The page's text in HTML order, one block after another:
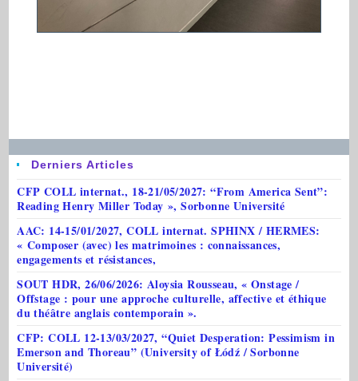
Derniers Articles
CFP COLL internat., 18-21/05/2027: “From America Sent”:
Reading Henry Miller Today », Sorbonne Université
AAC: 14-15/01/2027, COLL internat. SPHINX / HERMES:
« Composer (avec) les matrimoines : connaissances,
engagements et résistances,
SOUT HDR, 26/06/2026: Aloysia Rousseau, « Onstage /
Offstage : pour une approche culturelle, affective et éthique
du théâtre anglais contemporain ».
CFP: COLL 12-13/03/2027, “Quiet Desperation: Pessimism in
Emerson and Thoreau” (University of Łódź / Sorbonne
Université)